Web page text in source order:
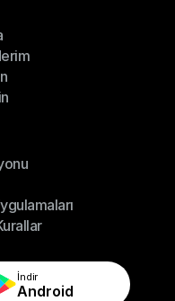
İndir
Android